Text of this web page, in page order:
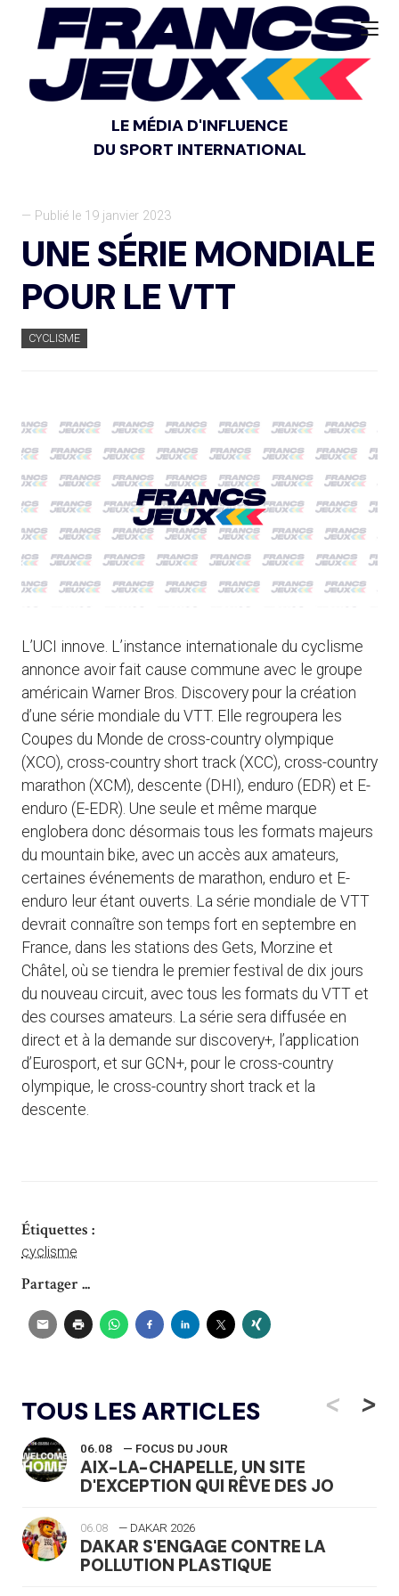
LE MÉDIA D'INFLUENCE
DU SPORT INTERNATIONAL
— Publié le 19 janvier 2023
UNE SÉRIE MONDIALE
POUR LE VTT
CYCLISME
L’UCI innove. L’instance internationale du cyclisme
annonce avoir fait cause commune avec le groupe
américain Warner Bros. Discovery pour la création
d’une série mondiale du VTT. Elle regroupera les
Coupes du Monde de cross-country olympique
(XCO), cross-country short track (XCC), cross-country
marathon (XCM), descente (DHI), enduro (EDR) et E-
enduro (E-EDR). Une seule et même marque
englobera donc désormais tous les formats majeurs
du mountain bike, avec un accès aux amateurs,
certaines événements de marathon, enduro et E-
enduro leur étant ouverts. La série mondiale de VTT
devrait connaître son temps fort en septembre en
France, dans les stations des Gets, Morzine et
Châtel, où se tiendra le premier festival de dix jours
du nouveau circuit, avec tous les formats du VTT et
des courses amateurs. La série sera diffusée en
direct et à la demande sur discovery+, l’application
d’Eurosport, et sur GCN+, pour le cross-country
olympique, le cross-country short track et la
descente.
Étiquettes :
cyclisme
Partager ...
TOUS LES ARTICLES <
06.08 — FOCUS DU JOUR
AIX-LA-CHAPELLE, UN SITE
D'EXCEPTION QUI RÊVE DES JO
06.08 — DAKAR 2026
DAKAR S'ENGAGE CONTRE LA
POLLUTION PLASTIQUE
>